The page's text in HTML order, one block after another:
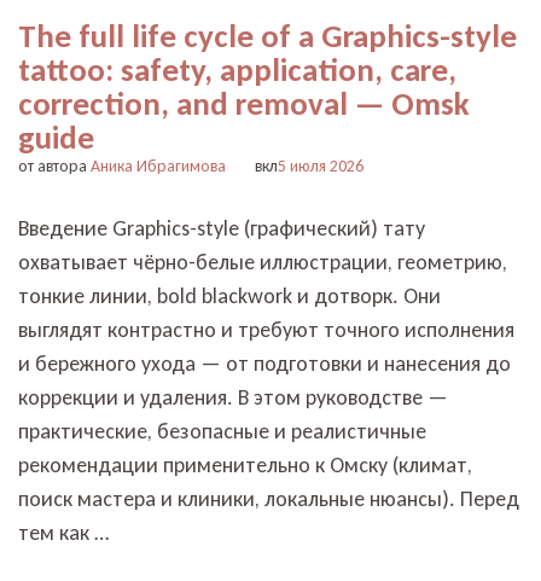
The full life cycle of a Graphics-style
tattoo: safety, application, care,
correction, and removal — Omsk
guide
от автора Аника Ибрагимова вкл5 июля 2026
Введение Graphics-style (графический) тату
охватывает чёрно-белые иллюстрации, геометрию,
тонкие линии, bold blackwork и дотворк. Они
выглядят контрастно и требуют точного исполнения
и бережного ухода — от подготовки и нанесения до
коррекции и удаления. В этом руководстве —
практические, безопасные и реалистичные
рекомендации применительно к Омску (климат,
поиск мастера и клиники, локальные нюансы). Перед
тем как …